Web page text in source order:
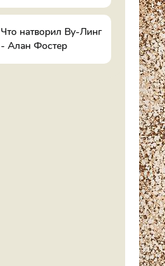
Что натворил Ву-Линг
- Алан Фостер